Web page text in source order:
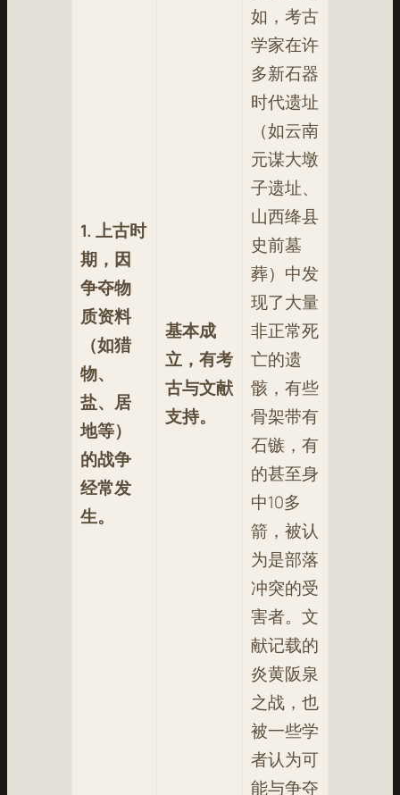
1. 上古时
期，因
争夺物
质资料
（如猎
物、
盐、居
地等）
的战争
经常发
生。
基本成
立，有考
古与文献
支持。
如，考古
学家在许
多新石器
时代遗址
（如云南
元谋大墩
子遗址、
山西绛县
史前墓
葬）中发
现了大量
非正常死
亡的遗
骸，有些
骨架带有
石镞，有
的甚至身
中10多
箭，被认
为是部落
冲突的受
害者。文
献记载的
炎黄阪泉
之战，也
被一些学
者认为可
能与争夺